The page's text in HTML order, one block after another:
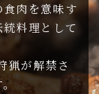
肉を意味す
料理として
猟が解禁さ